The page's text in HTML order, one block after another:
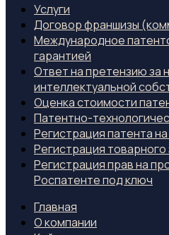
Услуги
Договор франшизы
Международное
гарантией
Ответ на претензию за
интеллектуальной
Оценка стоимости
Патентно-
Регистрация патента
Регистрация товарного
Регистрация прав на
Роспатенте под ключ
Главная
О компании